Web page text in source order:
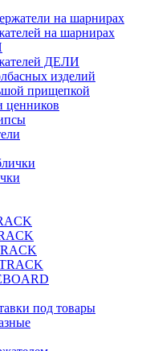
на шарнирах
на шарнирах
ДЕЛИ
изделий
прищепкой
ценников
под товары